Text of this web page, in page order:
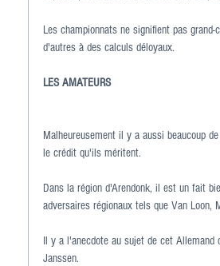
Les championnats ne signifient pas
d'autres à des calculs déloyaux.
LES AMATEURS
Malheureusement il y a aussi beaucoup
le crédit qu'ils méritent.
Dans la région d'Arendonk, il est un fait
adversaires régionaux tels que Van Loon,
Il y a l'anecdote au sujet de cet Allemand
Janssen.